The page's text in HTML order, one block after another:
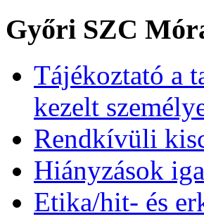
Győri SZC
Tájékoztató a
kezelt
Rendkívüli
Hiányzások
Etika/hit- és